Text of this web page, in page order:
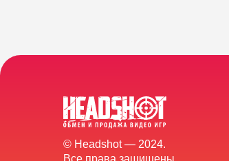
© Headshot — 2024.